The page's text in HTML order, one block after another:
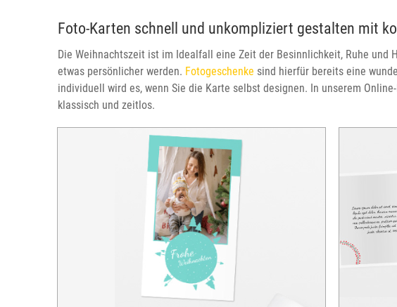
Foto-Karten schnell und unkompliziert gestalten mit
Die Weihnachtszeit ist im Idealfall eine Zeit der Besinnlichkeit, Ruhe und
etwas persönlicher werden. Fotogeschenke sind hierfür bereits eine
individuell wird es, wenn Sie die Karte selbst designen. In unserem
klassisch und zeitlos.